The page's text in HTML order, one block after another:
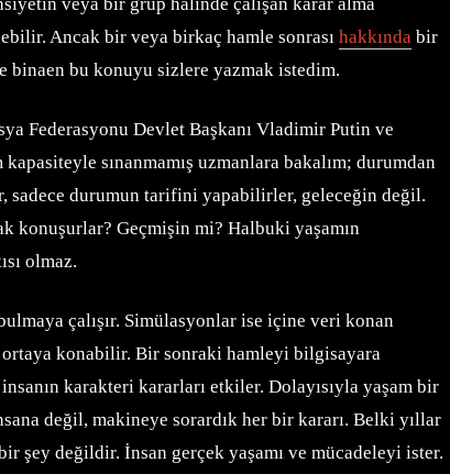
Ancak bir veya birkaç hamle sonrası hakkında bir
bu konuyu sizlere yazmak istedim.
Federasyonu Devlet Başkanı Vladimir Putin ve
sınanmamış uzmanlara bakalım; durumdan
durumun tarifini yapabilirler, geleceğin değil.
konuşurlar? Geçmişin mi? Halbuki yaşamın
olmaz.
çalışır. Simülasyonlar ise içine veri konan
ortaya konabilir. Bir sonraki hamleyi bilgisayara
karakteri kararları etkiler. Dolayısıyla yaşam bir
değil, makineye sorardık her bir kararı. Belki yıllar
şey değildir. İnsan gerçek yaşamı ve mücadeleyi ister.